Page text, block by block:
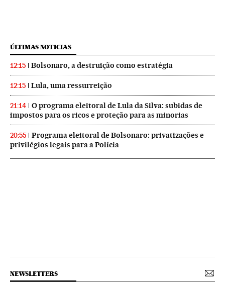
ÚLTIMAS NOTICIAS
12:15 Bolsonaro, a destruição como estratégia
12:15 Lula, uma ressurreição
21:14
O programa eleitoral de Lula da Silva: subidas de
impostos para os ricos e proteção para as minorias
20:55
Programa eleitoral de Bolsonaro: privatizações e
privilégios legais para a Polícia
NEWSLETTERS